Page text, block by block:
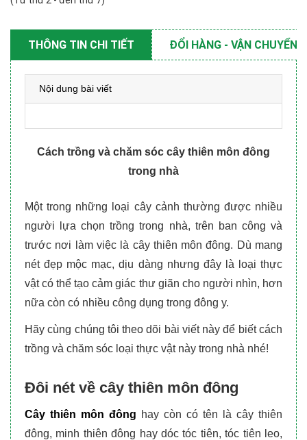
THÔNG TIN CHI TIẾT ĐỔI HÀNG - VẬN CHUYỂN
Nội dung bài viết
Cách trồng và chăm sóc cây thiên môn đông
trong nhà
Một trong những loại cây cảnh thường được nhiều
người lựa chọn trồng trong nhà, trên ban công và
trước nơi làm việc là cây thiên môn đông. Dù mang
nét đẹp mộc mạc, dịu dàng nhưng đây là loại thực
vật có thể tạo cảm giác thư giãn cho người nhìn, hơn
nữa còn có nhiều công dụng trong đông y.
Hãy cùng chúng tôi theo dõi bài viết này để biết cách
trồng và chăm sóc loại thực vật này trong nhà nhé!
Đôi nét về cây thiên môn đông
Cây thiên môn đông hay còn có tên là cây thiên
đông, minh thiên đông hay dóc tóc tiên, tóc tiên leo,